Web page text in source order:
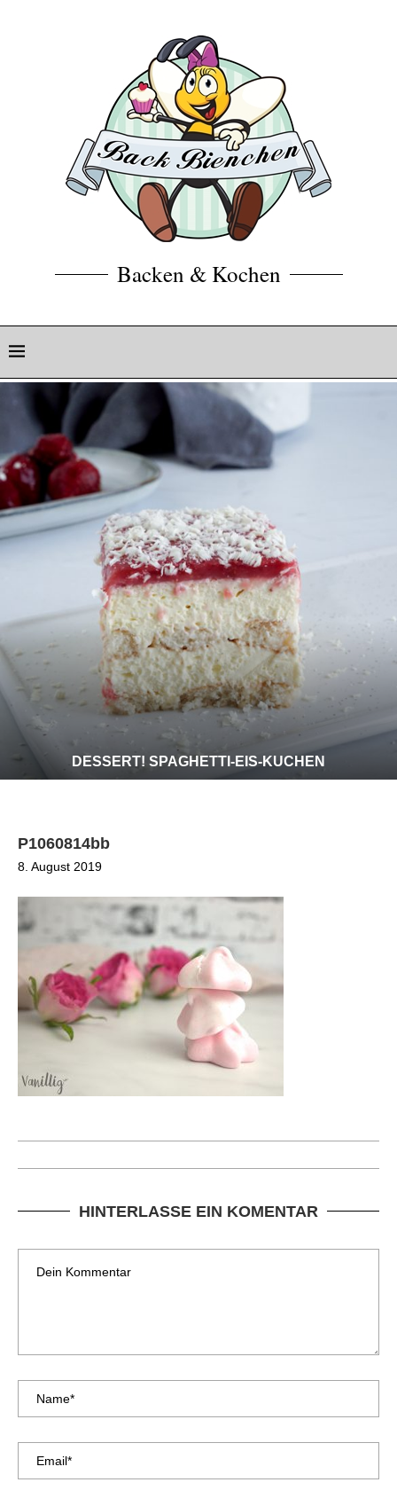
Backen & Kochen
DESSERT! SPAGHETTI-EIS-KUCHEN
P1060814bb
8. August 2019
HINTERLASSE EIN KOMENTAR